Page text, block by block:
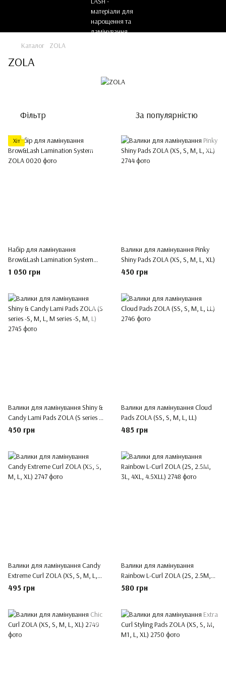
Каталог ZOLA
ZOLA
Фільтр За популярністю
Хіт
Набір для ламінування
Brow&Lash Lamination System
ZOLA
1 050 грн
Валики для ламінування Pinky
Shiny Pads ZOLA (XS, S, M, L, XL)
450 грн
Валики для ламінування Shiny &
Candy Lami Pads ZOLA (S series -
S, M, L, M series -S, M, L)
450 грн
Валики для ламінування Cloud
Pads ZOLA (SS, S, M, L, LL)
485 грн
Валики для ламінування Candy
Extreme Curl ZOLA (XS, S, M, L,
XL)
495 грн
Валики для ламінування
Rainbow L-Curl ZOLA (2S, 2.5M,
3L, 4XL, 4.5XLL)
580 грн